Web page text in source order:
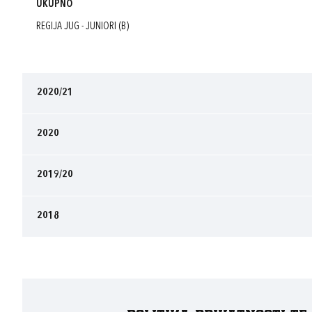
UKUPNO
REGIJA JUG - JUNIORI (B)
2020/21
2020
2019/20
2018